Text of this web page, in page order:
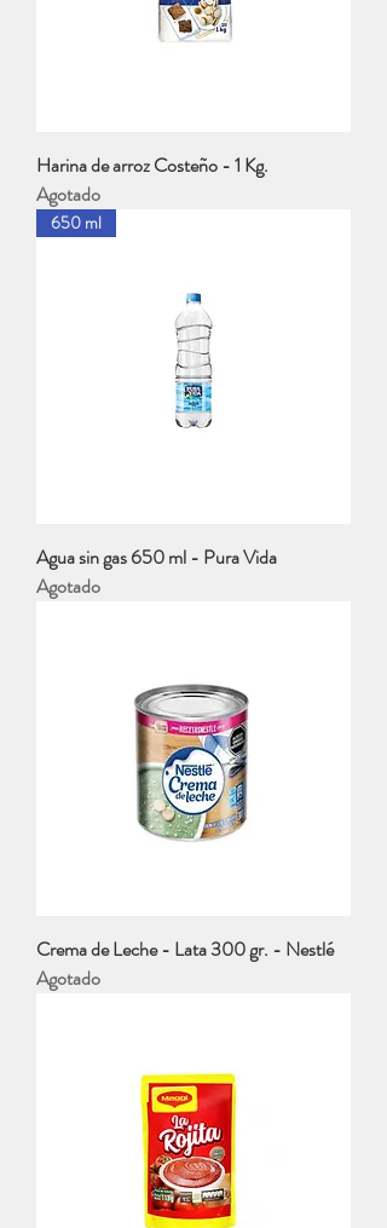
Harina de arroz Costeño - 1 Kg.
Agotado
650 ml
Agua sin gas 650 ml - Pura Vida
Agotado
Crema de Leche - Lata 300 gr. - Nestlé
Agotado